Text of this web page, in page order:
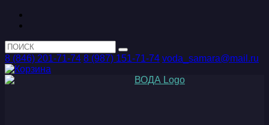
8 (846) 201-71-74 8 (987) 151-71-74 voda_samara@mail.ru